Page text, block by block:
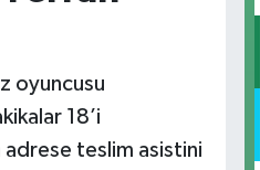
oyuncusu
18’i
adrese teslim asistini